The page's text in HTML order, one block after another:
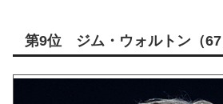
第9位 ジム・ウォルトン（67